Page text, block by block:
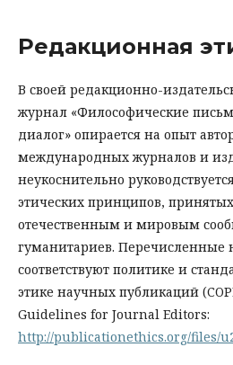
Редакционная
В своей редакционно-
журнал «Философические
диалог» опирается на опыт
международных журналов и
неукоснительно
этических принципов,
отечественным и мировым
гуманитариев.
соответствуют политике и
этике научных публикаций
Guidelines for Journal Editors:
http://publicationethics.org/files/